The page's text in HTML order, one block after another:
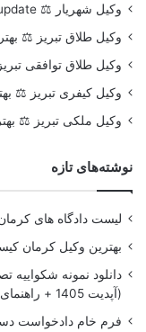
وکیل شهریار ⚖️ last update
وکیل طلاق تبریز ⚖️ بهترین
وکیل طلاق توافقی تبریز ⚖️ در 10 روز
وکیل کیفری تبریز ⚖️
وکیل ملکی تبریز ⚖️
نوشته‌های تازه
لیست دادگاه های
بهترین وکیل کرمان
دانلود نمونه شکواییه
(آپدیت 1405 + راهنمای پزشکی قانونی)
فرم خام دادخواست